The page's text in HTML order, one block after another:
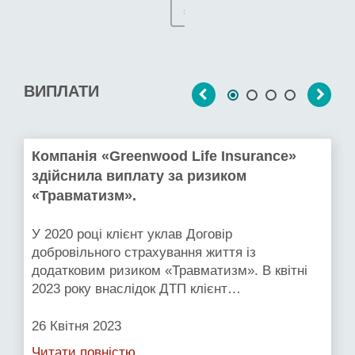
»
ВИПЛАТИ
Компанія «Greenwood Life Insurance»
здійснила виплату за ризиком
«Травматизм».
У 2020 році клієнт уклав Договір
добровільного страхування життя із
додатковим ризиком «Травматизм». В квітні
2023 року внаслідок ДТП клієнт…
26 Квітня 2023